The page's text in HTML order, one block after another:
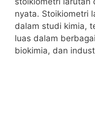
nyata. Stoikiometri
dalam studi kimia,
luas dalam
biokimia, dan